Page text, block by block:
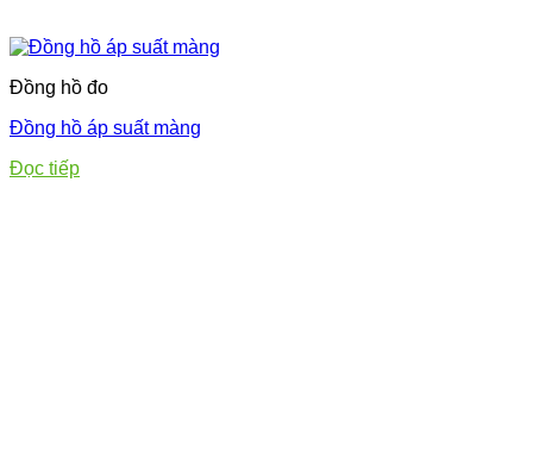
Đồng hồ đo
Đồng hồ áp suất màng
Đọc tiếp